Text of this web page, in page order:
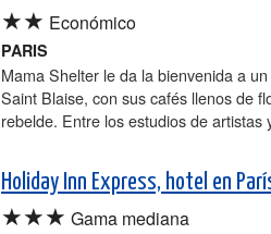
★★ Económico
PARIS
Mama Shelter le da la bienvenida a
Saint Blaise, con sus cafés llenos de
rebelde. Entre los estudios de artistas
Holiday Inn Express, hotel en
★★★ Gama mediana